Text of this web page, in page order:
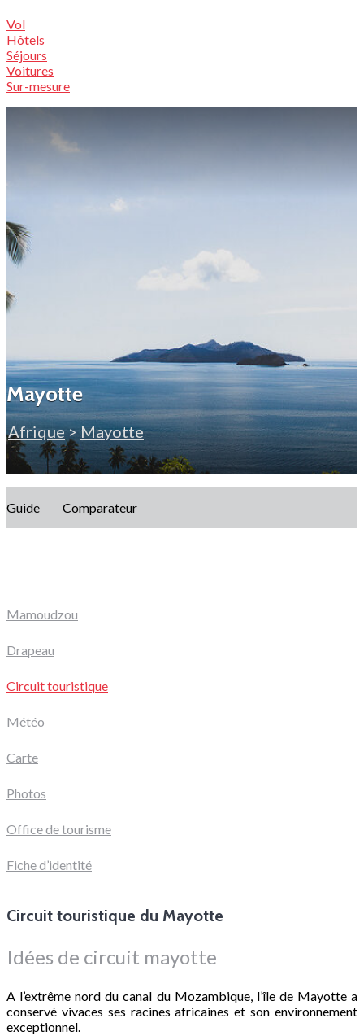
Vol
Hôtels
Séjours
Voitures
Sur-mesure
Mayotte
Afrique > Mayotte
Guide Comparateur
Mamoudzou
Drapeau
Circuit touristique
Météo
Carte
Photos
Office de tourisme
Fiche d’identité
Circuit touristique du Mayotte
Idées de circuit mayotte
A l’extrême nord du canal du Mozambique, l’île de Mayotte a
conservé vivaces ses racines africaines et son environnement
exceptionnel.